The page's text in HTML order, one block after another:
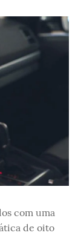
com uma
de oito